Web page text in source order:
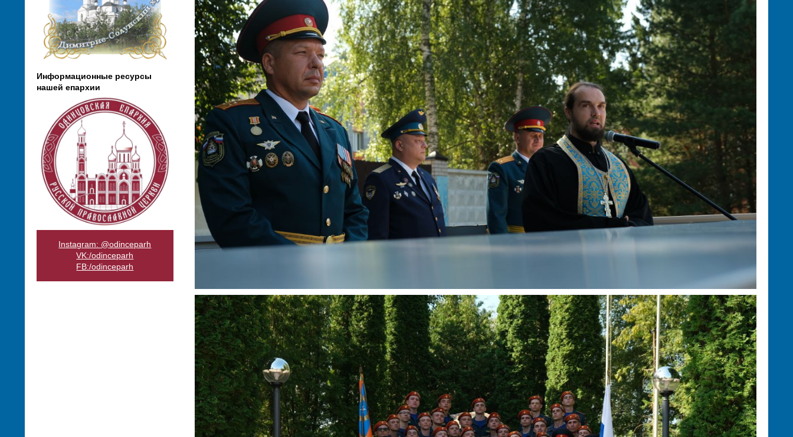
Информационные ресурсы
нашей епархии
Instagram: @odinceparh
VK:/odinceparh
FB:/odinceparh